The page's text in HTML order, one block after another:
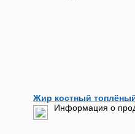
Жир костный
Информация о